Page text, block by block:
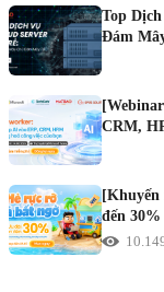
Top
Đám
CRM,
đến